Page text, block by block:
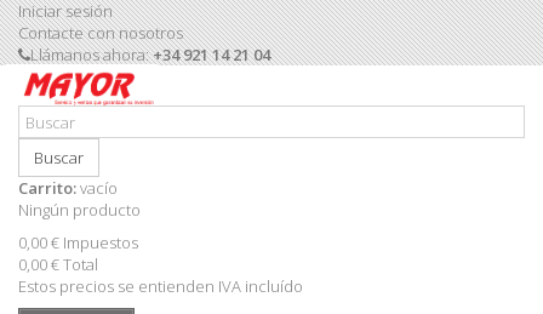
Iniciar sesión
Contacte con nosotros
Llámanos ahora:+34 921 14 21 04
Buscar
Carrito:vacío
Ningún producto
0,00 € Impuestos
0,00 €Total
Estos precios se entienden IVA incluído